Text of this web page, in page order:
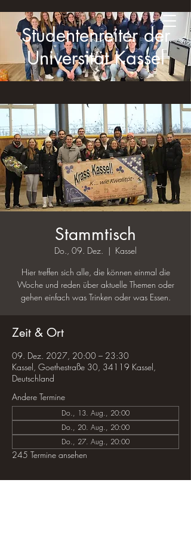
Studentenreiter der
Universität Kassel
Stammtisch
Do., 09. Dez.
  |
Kassel
Hier treffen sich alle, die können einmal die
Woche und reden über aktuelle Themen oder
gehen einfach was Trinken oder was Essen.
Zeit & Ort
09. Dez. 2027, 20:00 – 23:30
Kassel, Goethestraße 30, 34119 Kassel,
Deutschland
Andere Termine
Do., 13. Aug., 20:00
Do., 20. Aug., 20:00
Do., 27. Aug., 20:00
245 Termine ansehen